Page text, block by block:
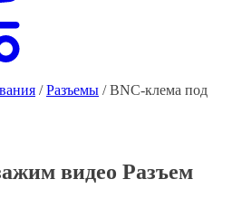
/Разъемы / BNC-клема под
видео Разъем